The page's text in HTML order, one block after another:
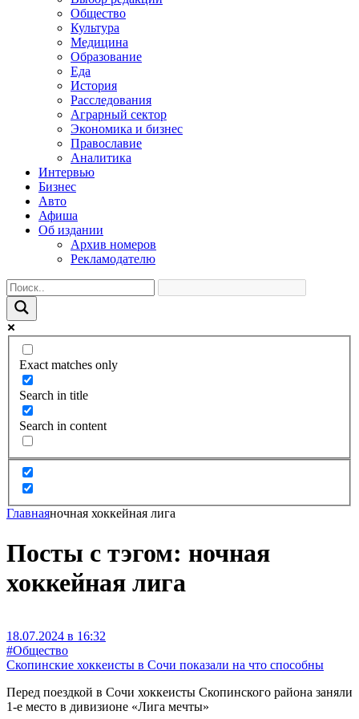
Общество
Культура
Медицина
Образование
Еда
История
Расследования
Аграрный сектор
Экономика и бизнес
Православие
Аналитика
Интервью
Бизнес
Авто
Афиша
Об издании
Архив номеров
Рекламодателю
Exact matches only
Search in title
Search in content
Главнаяночная хоккейная лига
Посты с тэгом: ночная
хоккейная лига
18.07.2024 в 16:32
#Общество
Скопинские хоккеисты в Сочи показали на что способны
Перед поездкой в Сочи хоккеисты Скопинского района заняли
1-е место в дивизионе «Лига мечты»